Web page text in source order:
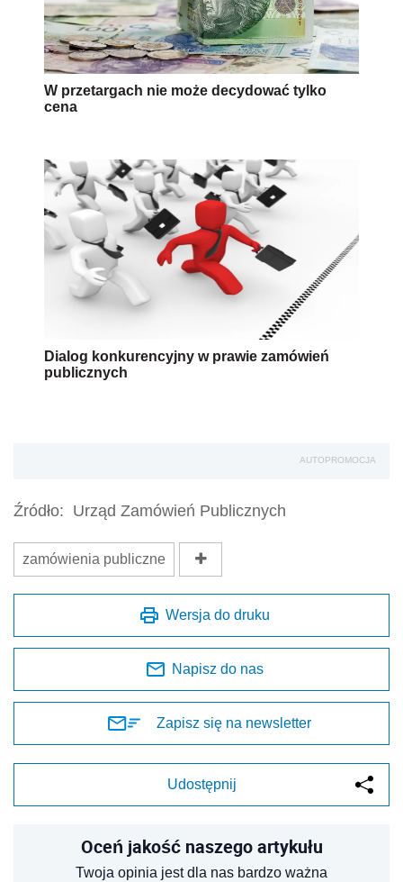
W przetargach nie może decydować tylko
cena
Dialog konkurencyjny w prawie zamówień
publicznych
AUTOPROMOCJA
Źródło: Urząd Zamówień Publicznych
zamówienia publiczne
Wersja do druku
Napisz do nas
Zapisz się na newsletter
Udostępnij
Oceń jakość naszego artykułu
Twoja opinia jest dla nas bardzo ważna